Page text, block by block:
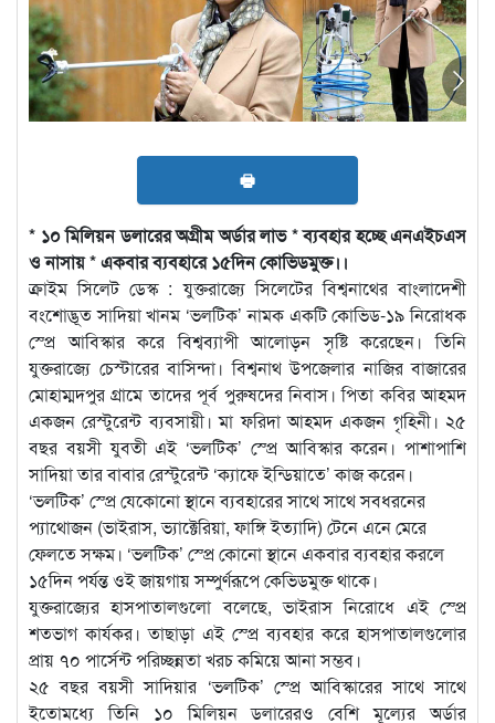
🖶
* ১০ মিলিয়ন ডলারের অগ্রীম অর্ডার লাভ* ব্যবহার হচ্ছে এনএইচএস
ও নাসায়* একবার ব্যবহারে ১৫দিন কোভিডমুক্ত।।
ক্রাইম সিলেট ডেস্ক : যুক্তরাজ্যে সিলেটের বিশ্বনাথের বাংলাদেশী
বংশোদ্ভূত সাদিয়া খানম ‘ভলটিক’ নামক একটি কোভিড-১৯ নিরোধক
স্প্রে আবিস্কার করে বিশ্বব্যাপী আলোড়ন সৃষ্টি করেছেন। তিনি
যুক্তরাজ্যে চেস্টারের বাসিন্দা। বিশ্বনাথ উপজেলার নাজির বাজারের
মোহাম্মদপুর গ্রামে তাদের পূর্ব পুরুষদের নিবাস। পিতা কবির আহমদ
একজন রেস্টুরেন্ট ব্যবসায়ী। মা ফরিদা আহমদ একজন গৃহিনী। ২৫
বছর বয়সী যুবতী এই ‘ভলটিক’ স্প্রে আবিস্কার করেন। পাশাপাশি
সাদিয়া তার বাবার রেস্টুরেন্ট ‘ক্যাফে ইন্ডিয়াতে’ কাজ করেন।
‘ভলটিক’ স্প্রে যেকোনো স্থানে ব্যবহারের সাথে সাথে সবধরনের
প্যাথোজন (ভাইরাস, ভ্যাক্টেরিয়া, ফাঙ্গি ইত্যাদি) টেনে এনে মেরে
ফেলতে সক্ষম। ‘ভলটিক’ স্প্রে কোনো স্থানে একবার ব্যবহার করলে
১৫দিন পর্যন্ত ওই জায়গায় সম্পুর্ণরূপে কেভিডমুক্ত থাকে।
যুক্তরাজ্যের হাসপাতালগুলো বলেছে, ভাইরাস নিরোধে এই স্প্রে
শতভাগ কার্যকর। তাছাড়া এই স্প্রে ব্যবহার করে হাসপাতালগুলোর
প্রায় ৭০ পার্সেন্ট পরিচ্ছন্নতা খরচ কমিয়ে আনা সম্ভব।
২৫ বছর বয়সী সাদিয়ার ‘ভলটিক’ স্প্রে আবিস্কারের সাথে সাথে
ইতোমধ্যে তিনি ১০ মিলিয়ন ডলারেরও বেশি মূল্যের অর্ডার